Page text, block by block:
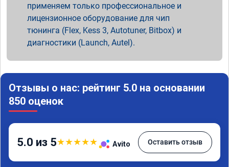
применяем только профессиональное и
лицензионное оборудование для чип
тюнинга (Flex, Kess 3, Autotuner, Bitbox) и
диагностики (Launch, Autel).
Отзывы о нас: рейтинг 5.0 на основании
850 оценок
5.0 из 5★★★★★ Avito Оставить отзыв